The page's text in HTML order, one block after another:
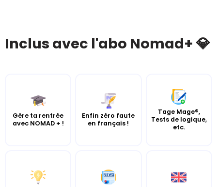
Inclus avec l'abo Nomad+ 💎
Gère ta rentrée
avec NOMAD + !
Enfin zéro faute
en français !
Tage Mage®,
Tests de logique,
etc.